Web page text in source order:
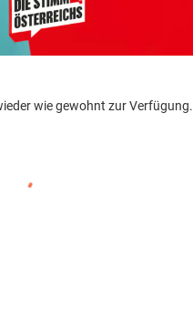
wie gewohnt zur Verfügung.